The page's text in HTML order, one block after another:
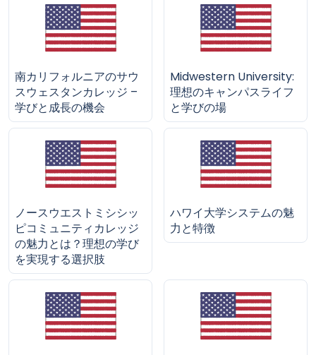
南カリフォルニアのサウ
スウェスタンカレッジ –
学びと成長の機会
Midwestern University:
理想のキャンパスライフ
と学びの場
ノースウエストミシシッ
ピコミュニティカレッジ
の魅力とは？理想の学び
を実現する選択肢
ハワイ大学システムの魅
力と特徴